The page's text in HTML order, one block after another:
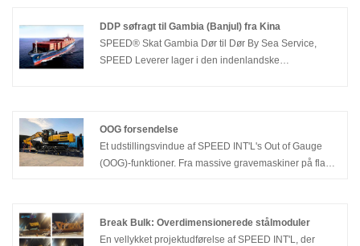
containerkonsolidering dør til dør;Vi har et
professionelt toldklareringsteam, i henhold til kundens
forskellige behov til enhver tid for at udvikle den
DDP søfragt til Gambia (Banjul) fra Kina
SPEED® Skat Gambia Dør til Dør By Sea Service,
SPEED Leverer lager i den indenlandske
stabil.
OOG forsendelse
Et udstillingsvindue af SPEED INT'L's Out of Gauge
(OOG)-funktioner. Fra massive gravemaskiner på flade
Break Bulk: Overdimensionerede stålmoduler
En vellykket projektudførelse af SPEED INT'L, der